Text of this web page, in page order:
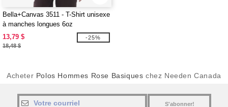
Bella+Canvas 3511 - T-Shirt unisexe
à manches longues 6oz
Heavyweight
13,79 $
18,48 $
-25%
Acheter Polos Hommes Rose Basiques chez Needen Canada
S'abonner!